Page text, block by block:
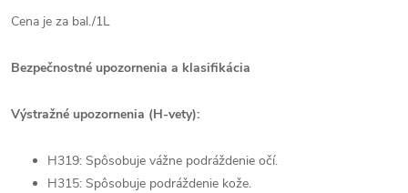
Cena je za bal./1L
Bezpečnostné upozornenia a klasifikácia
Výstražné upozornenia (H-vety):
H319: Spôsobuje vážne podráždenie očí.
H315: Spôsobuje podráždenie kože.